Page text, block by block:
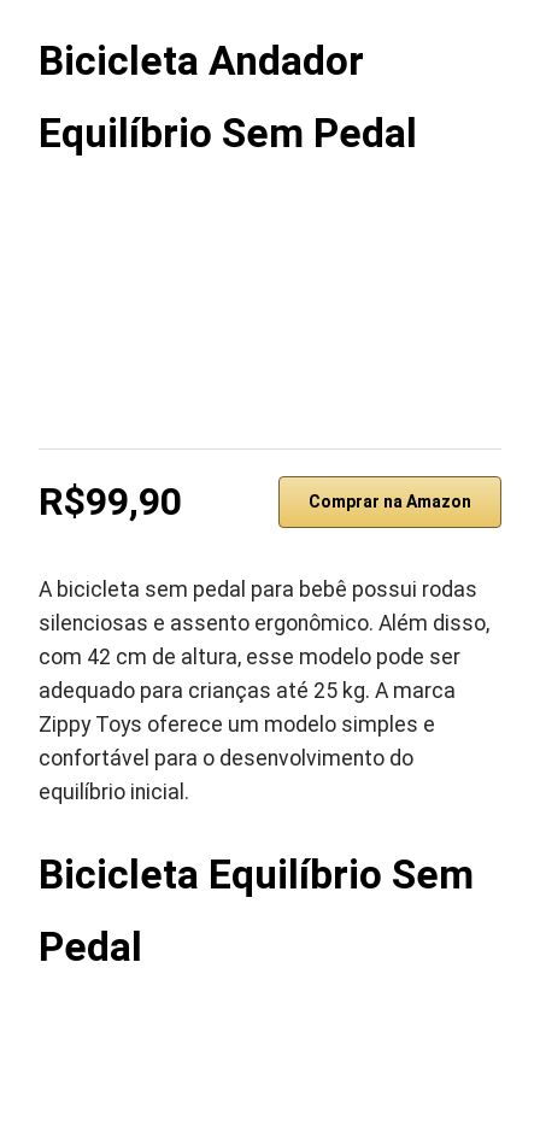
Bicicleta Andador
Equilíbrio Sem Pedal
R$99,90 Comprar na Amazon
A bicicleta sem pedal para bebê possui rodas
silenciosas e assento ergonômico. Além disso,
com 42 cm de altura, esse modelo pode ser
adequado para crianças até 25 kg. A marca
Zippy Toys oferece um modelo simples e
confortável para o desenvolvimento do
equilíbrio inicial.
Bicicleta Equilíbrio Sem
Pedal